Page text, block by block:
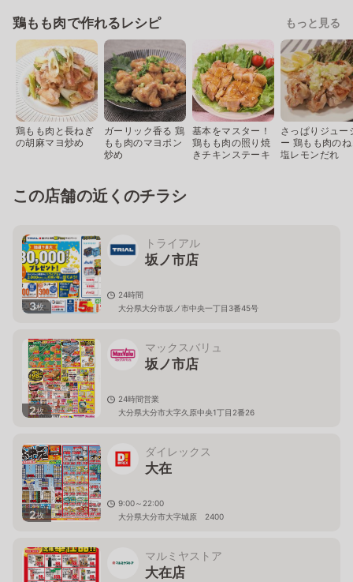
鶏もも肉で作れるレシピ もっと見る
鶏もも肉と長ねぎ
の胡麻マヨ炒め
ガーリック香る 鶏
もも肉のマヨポン
炒め
基本をマスター！
鶏もも肉の照り焼
きチキンステーキ
さっぱりジュー
ー 鶏もも肉の
塩レモンだれ
この店舗の近くのチラシ
3枚
トライアル
坂ノ市店
24時間
大分県大分市坂ノ市中央一丁目3番45号
2枚
マックスバリュ
坂ノ市店
24時間営業
大分県大分市大字久原中央1丁目2番26
2枚
ダイレックス
大在
9:00～22:00
大分県大分市大字城原 2400
マルミヤストア
大在店